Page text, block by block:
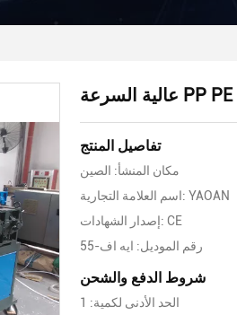
تفاصيل المنتج
مكان المنشأ: الصين
اسم العلامة التجارية: YAOAN
إصدار الشهادات: CE
رقم الموديل: ايه اف-55
شروط الدفع والشحن
الحد الأدنى لكمية: 1